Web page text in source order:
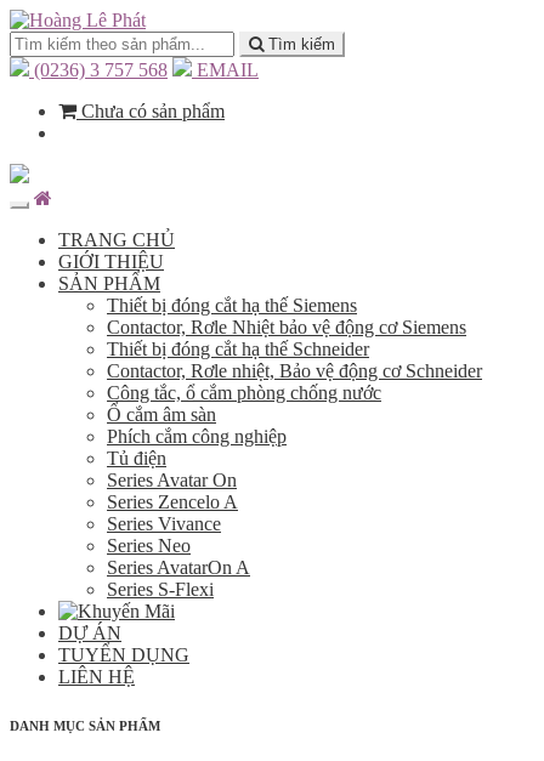
Tìm kiếm
(0236) 3 757 568
EMAIL
Chưa có sản phẩm
TRANG CHỦ
GIỚI THIỆU
SẢN PHẨM
Thiết bị đóng cắt hạ thế Siemens
Contactor, Rơle Nhiệt bảo vệ động cơ Siemens
Thiết bị đóng cắt hạ thế Schneider
Contactor, Rơle nhiệt, Bảo vệ động cơ Schneider
Công tắc, ổ cắm phòng chống nước
Ổ cắm âm sàn
Phích cắm công nghiệp
Tủ điện
Series Avatar On
Series Zencelo A
Series Vivance
Series Neo
Series AvatarOn A
Series S-Flexi
DỰ ÁN
TUYỂN DỤNG
LIÊN HỆ
DANH MỤC SẢN PHẨM